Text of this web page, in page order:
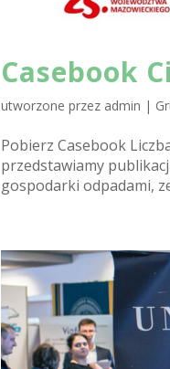
Casebook
utworzone przez admin |
Pobierz Casebook
przedstawiamy
gospodarki odpadami,